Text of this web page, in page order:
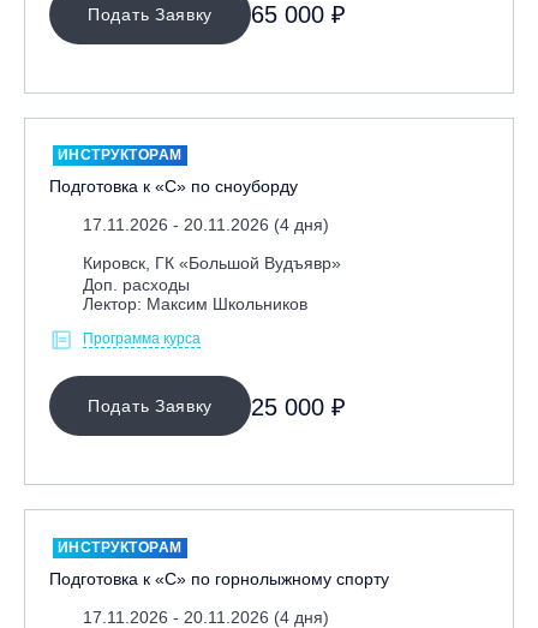
Подать Заявку 65 000 ₽
ИНСТРУКТОРАМ
Подготовка к «С» по сноуборду
17.11.2026 - 20.11.2026 (4 дня)
Кировск, ГК «Большой Вудъявр»
Доп. расходы
Лектор: Максим Школьников
Программа курса
Подать Заявку 25 000 ₽
ИНСТРУКТОРАМ
Подготовка к «С» по горнолыжному спорту
17.11.2026 - 20.11.2026 (4 дня)